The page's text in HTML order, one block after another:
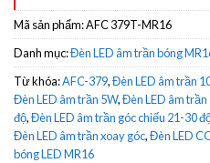
Mã sản phẩm:AFC 379T-MR16
Danh mục:Đèn LED âm trần bóng
Từ khóa:AFC-379,Đèn LED âm trần
Đèn LED âm trần 5W,Đèn LED âm trần
độ,Đèn LED âm trần góc chiếu 21-30
Đèn LED âm trần xoay góc,Đèn LED
bóng LED MR16